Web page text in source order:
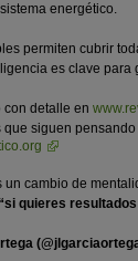
energético.
permiten cubrir
es clave
con detalle en
que siguen
un cambio de
“si quieres